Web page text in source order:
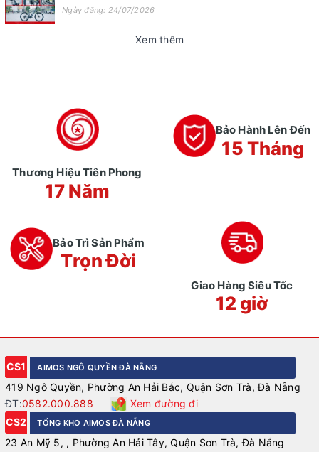
Ngày đăng: 24/07/2026
Xem thêm
Thương Hiệu Tiên Phong
17 Năm
Bảo Hành Lên Đến
15 Tháng
Bảo Trì Sản Phẩm
Trọn Đời
Giao Hàng Siêu Tốc
12 giờ
CS1 AIMOS NGÔ QUYỀN ĐÀ NẴNG
419 Ngô Quyền, Phường An Hải Bắc, Quận Sơn Trà, Đà Nẵng
ĐT:0582.000.888
Xem đường đi
CS2
TỔNG KHO AIMOS ĐÀ NẴNG
23 An Mỹ 5, , Phường An Hải Tây, Quận Sơn Trà, Đà Nẵng